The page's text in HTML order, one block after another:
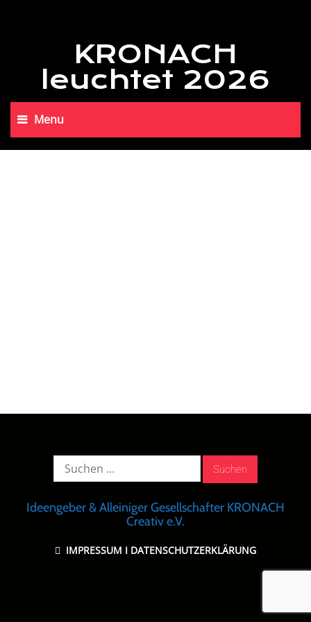
KRONACH
leuchtet 2026
Menu
Suche
Ideengeber & Alleiniger Gesellschafter KRONACH
Creativ e.V.
IMPRESSUM I DATENSCHUTZERKLÄRUNG